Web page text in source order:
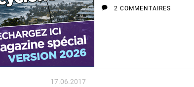
2 COMMENTAIRES
17.06.2017